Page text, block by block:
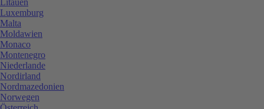
Luxemburg
Malta
Moldawien
Monaco
Montenegro
Niederlande
Nordirland
Nordmazedonien
Norwegen